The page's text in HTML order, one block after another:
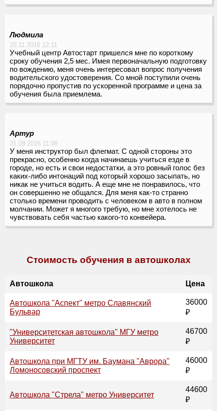
Людмила
20.11.2016 12:11
Учебный центр Автостарт пришелся мне по короткому
сроку обучения 2,5 мес. Имея первоначальную подготовку
по вождению, меня очень интересовал вопрос получения
водительского удостоверения. Со мной поступили очень
порядочно пропустив по ускоренной программе и цена за
обучения была приемлема.
Артур
31.08.2016 11:08
У меня инструктор был флегмат. С одной стороны это
прекрасно, особенно когда начинаешь учиться езде в
городе, но есть и свои недостатки, а это ровный голос без
каких-либо интонаций под который хорошо засыпать, но
никак не учиться водить. А еще мне не понравилось, что
он совершенно не общался. Для меня как-то странно
столько времени проводить с человеком в авто в полном
молчании. Может я многого требую, но мне хотелось не
чувствовать себя частью какого-то конвейера.
Стоимость обучения в автошколах
Автошкола Цена
Автошкола "Аспект" метро Славянский
Бульвар
36000
₽
"Университетская автошкола" МГУ метро
Университет
46700
₽
Автошкола при МГТУ им. Баумана "Аврора"
Ломоносовский проспект
46000
₽
Автошкола "Стрела" метро Университет
44600
₽